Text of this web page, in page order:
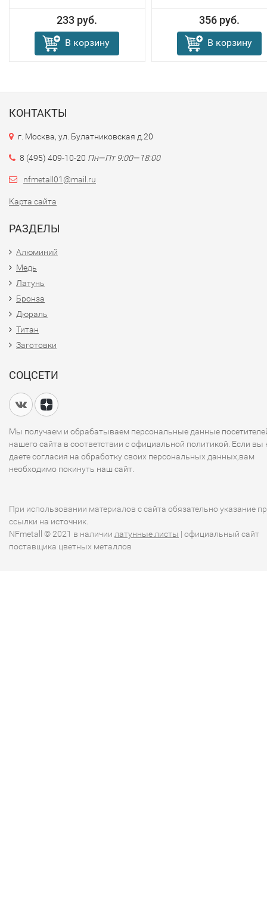
233 руб.
В корзину
356 руб.
В корзину
КОНТАКТЫ
г. Москва, ул. Булатниковская д.20
8 (495) 409-10-20 Пн—Пт 9:00—18:00
nfmetall01@mail.ru
Карта сайта
РАЗДЕЛЫ
Алюминий
Медь
Латунь
Бронза
Дюраль
Титан
Заготовки
СОЦСЕТИ
Мы получаем и обрабатываем персональные данные
нашего сайта в соответствии с официальной политикой. Если вы
даете согласия на обработку своих персональных данных,вам
необходимо покинуть наш сайт.
При использовании материалов с сайта обязательно указание
ссылки на источник.
NFmetall © 2021 в наличии латунные листы | официальный сайт
поставщика цветных металлов